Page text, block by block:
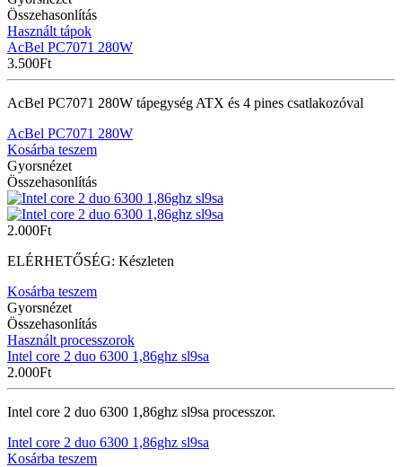
Összehasonlítás
Használt tápok
AcBel PC7071 280W
3.500Ft
AcBel PC7071 280W tápegység ATX és 4 pines csatlakozóval
AcBel PC7071 280W
Kosárba teszem
Gyorsnézet
Összehasonlítás
2.000Ft
ELÉRHETŐSÉG: Készleten
Kosárba teszem
Gyorsnézet
Összehasonlítás
Használt processzorok
Intel core 2 duo 6300 1,86ghz sl9sa
2.000Ft
Intel core 2 duo 6300 1,86ghz sl9sa processzor.
Intel core 2 duo 6300 1,86ghz sl9sa
Kosárba teszem